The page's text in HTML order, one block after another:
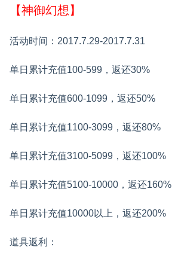
【神御幻想】
活动时间：2017.7.29-2017.7.31
单日累计充值100-599，返还30%
单日累计充值600-1099，返还50%
单日累计充值1100-3099，返还80%
单日累计充值3100-5099，返还100%
单日累计充值5100-10000，返还160%
单日累计充值10000以上，返还200%
道具返利：